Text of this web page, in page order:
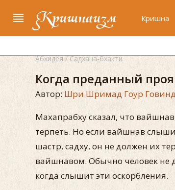
Кришнаизм Кришна
Абхидея/Садхана-бхакти
Когда преданный
Автор: Шри Шримад Гоур
Махапрабху сказал, что
терпеть. Но если вайшнав
шастр, садху, он не должен их
вайшнавом. Обычно человек не
когда слышит эти оскорбления.